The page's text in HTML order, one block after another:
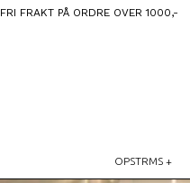
FRI FRAKT PÅ ORDRE OVER 1000,-
OPSTRMS +